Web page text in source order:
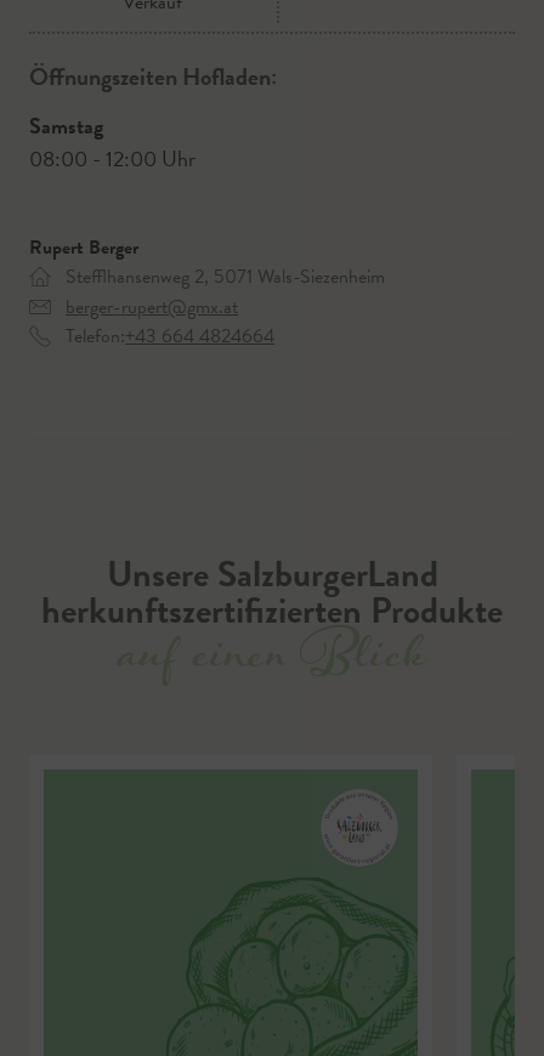
Öffnungszeiten Hofladen:
Samstag
08:00 - 12:00 Uhr
Rupert Berger
Stefflhansenweg 2, 5071 Wals-Siezenheim
berger-rupert@gmx.at
Telefon:+43 664 4824664
Unsere SalzburgerLand
herkunftszertifizierten Produkte
auf einen Blick